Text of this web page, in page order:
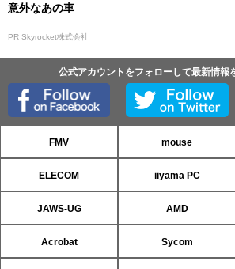
意外なあの車
PR Skyrocket株式会社
公式アカウントをフォローして最新情報
FMV mouse
ELECOM iiyama PC
JAWS-UG AMD
Acrobat Sycom